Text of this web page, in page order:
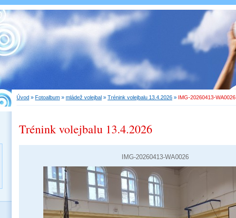
Úvod » Fotoalbum » mládež volejbal » Trénink volejbalu 13.4.2026 » IMG-20260413-WA0026
Trénink volejbalu 13.4.2026
IMG-20260413-WA0026